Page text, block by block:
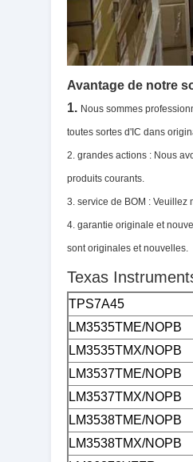
Avantage de notre
1. Nous sommes
toutes sortes d'IC dans
2. grandes actions : Nous
produits courants.
3. service de BOM : Veuillez
4. garantie originale et
sont originales et nouvelles.
Texas
TPS7A45
LM3535TME/NOPB
LM3535TMX/NOPB
LM3537TME/NOPB
LM3537TMX/NOPB
LM3538TME/NOPB
LM3538TMX/NOPB